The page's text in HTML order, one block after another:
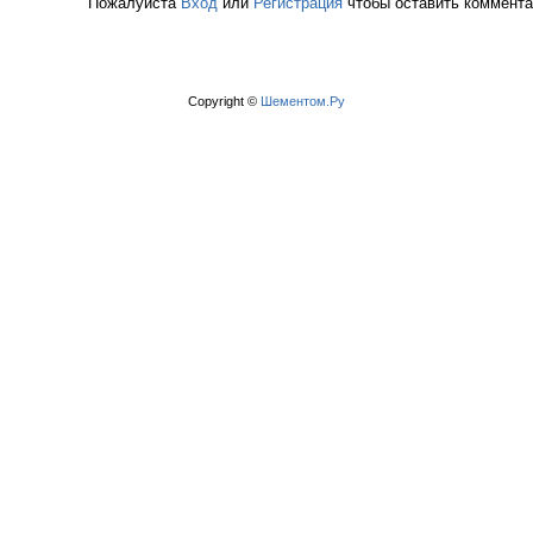
Copyright © Шементом.Ру